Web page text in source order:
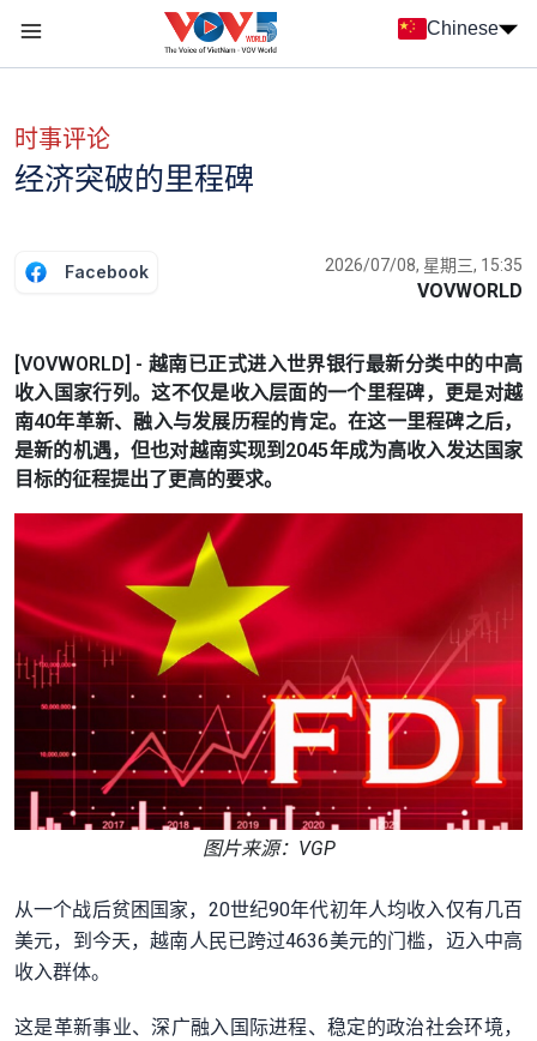
Chinese
时事评论
经济突破的里程碑
Facebook 2026/07/08, 星期三, 15:35
VOVWORLD
[VOVWORLD] - 越南已正式进入世界银行最新分类中的中高
收入国家行列。这不仅是收入层面的一个里程碑，更是对越
南40年革新、融入与发展历程的肯定。在这一里程碑之后，
是新的机遇，但也对越南实现到2045年成为高收入发达国家
目标的征程提出了更高的要求。
图片来源：VGP
从一个战后贫困国家，20世纪90年代初年人均收入仅有几百
美元，到今天，越南人民已跨过4636美元的门槛，迈入中高
收入群体。
这是革新事业、深广融入国际进程、稳定的政治社会环境，